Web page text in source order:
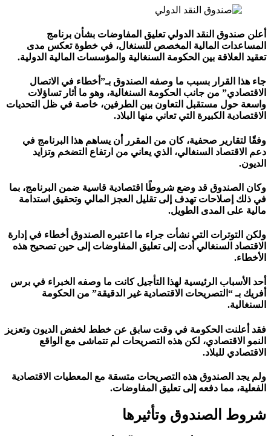
أعلن صندوق النقد الدولي تعليق المفاوضات بشأن برنامج
المساعدات المالية المخصص للسنغال، في خطوة تعكس مدى
تعقيد العلاقة بين الحكومة السنغالية والمؤسسات المالية الدولية.
جاء هذا القرار بسبب ما وصفه الصندوق بـ”أخطاء في الاتصال
الاقتصادي” من جانب الحكومة السنغالية، وهو ما أثار تساؤلات
واسعة حول مستقبل التعاون بين الطرفين، خاصة في ظل التحديات
الاقتصادية الكبيرة التي تعاني منها البلاد.
وفقًا لتقارير صحفية، كان من المقرر أن يساهم هذا البرنامج في
دعم الاقتصاد السنغالي، الذي يعاني من ارتفاع التضخم وتزايد
الديون.
وكان الصندوق قد وضع شروطًا اقتصادية قاسية ضمن البرنامج، بما
في ذلك إصلاحات تهدف إلى تقليل العجز المالي وتحقيق استدامة
مالية على المدى الطويل.
ولكن التوترات التي نشأت جراء ما اعتبره الصندوق أخطاء في إدارة
الاقتصاد السنغالي أدت إلى تعليق المفاوضات إلى حين تصحيح هذه
الأخطاء.
أحد الأسباب الرئيسية لهذا التأجيل كانت ما وصفه الخبراء في برس
أفريك بـ “التصريحات الاقتصادية غير الدقيقة” من الحكومة
السنغالية.
فقد أعلنت الحكومة في وقت سابق عن خطط لخفض الديون وتعزيز
النمو الاقتصادي، لكن هذه التصريحات لم تتماشى مع الواقع
الاقتصادي للبلاد.
ولم يجد الصندوق هذه التصريحات متسقة مع المعطيات الاقتصادية
الفعلية، مما دفعه إلى تعليق المفاوضات.
شروط الصندوق وتأثيرها